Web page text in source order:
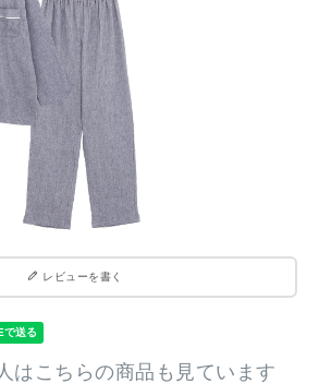
レビューを書く
はこちらの商品も見ています